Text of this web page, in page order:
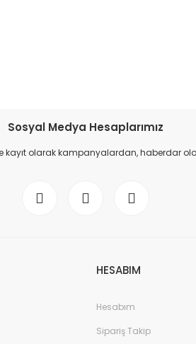
Sosyal Medya Hesaplarımız
kayıt olarak kampanyalardan, haberdar
HESABIM
Hesabım
Sipariş Takip